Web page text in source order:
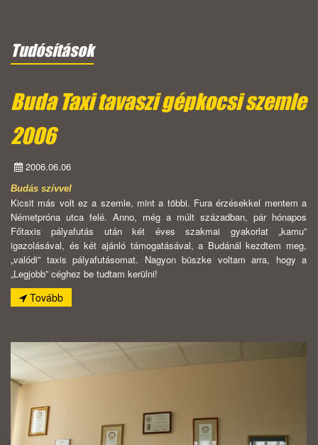
Tudósítások
Buda Taxi tavaszi gépkocsi szemle
2006
2006.06.06
Budás szívvel
Kicsit más volt ez a szemle, mint a többi. Fura érzésekkel mentem a
Németpróna utca felé. Anno, még a múlt században, pár hónapos
Főtaxis pályafutás után két éves szakmai gyakorlat „kamu”
igazolásával, és két ajánló támogatásával, a Budánál kezdtem meg,
„valódi” taxis pályafutásomat. Nagyon büszke voltam arra, hogy a
„Legjobb” céghez be tudtam kerülni!
Tovább